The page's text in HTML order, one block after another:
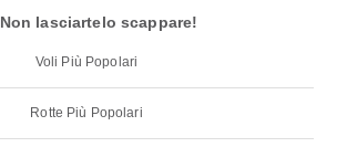
Non lasciartelo scappare!
Voli Più Popolari
Rotte Più Popolari